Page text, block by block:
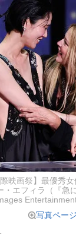
映画祭】最優秀
・エフィラ（『
写真ペー